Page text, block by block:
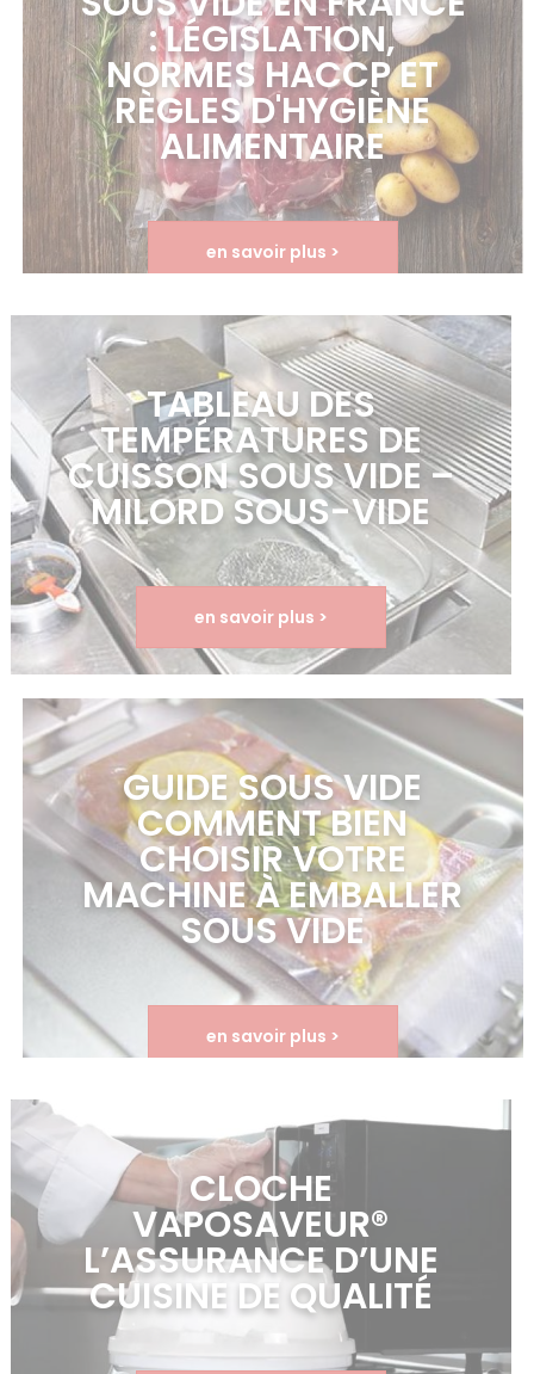
: LÉGISLATION,
NORMES HACCP ET
RÈGLES D'HYGIÈNE
ALIMENTAIRE
en savoir plus >
TABLEAU DES
TEMPÉRATURES DE
CUISSON SOUS VIDE –
MILORD SOUS-VIDE
en savoir plus >
GUIDE SOUS VIDE
COMMENT BIEN
CHOISIR VOTRE
MACHINE À EMBALLER
SOUS VIDE
en savoir plus >
CLOCHE
VAPOSAVEUR®
L’ASSURANCE D’UNE
CUISINE DE QUALITÉ